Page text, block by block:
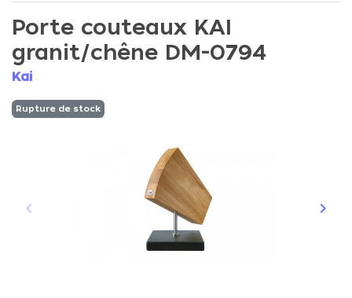
Porte couteaux KAI
granit/chêne DM-0794
Kai
Rupture de stock
Précédent
keyboard_arrow_left keyboard_arrow_right